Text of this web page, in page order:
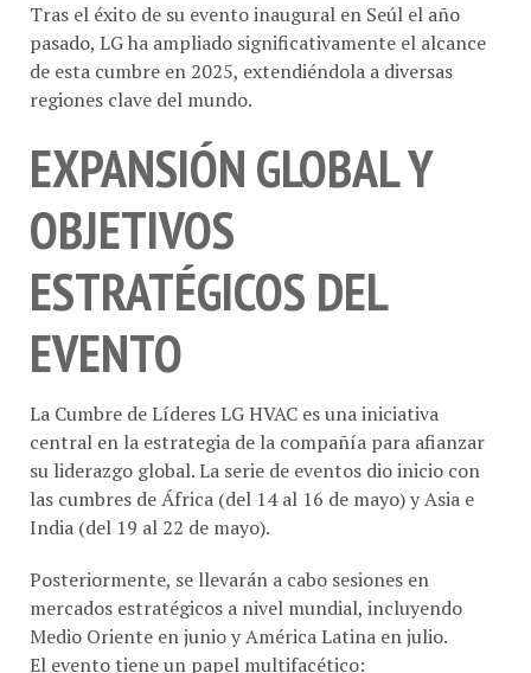
pasado, LG ha ampliado significativamente el alcance
de esta cumbre en 2025, extendiéndola a diversas
regiones clave del mundo.
EXPANSIÓN GLOBAL Y
OBJETIVOS
ESTRATÉGICOS DEL
EVENTO
central en la estrategia de la compañía para afianzar
su liderazgo global. La serie de eventos dio inicio con
las cumbres de África (del 14 al 16 de mayo) y Asia e
India (del 19 al 22 de mayo).
mercados estratégicos a nivel mundial, incluyendo
Medio Oriente en junio y América Latina en julio.
El evento tiene un papel multifacético: